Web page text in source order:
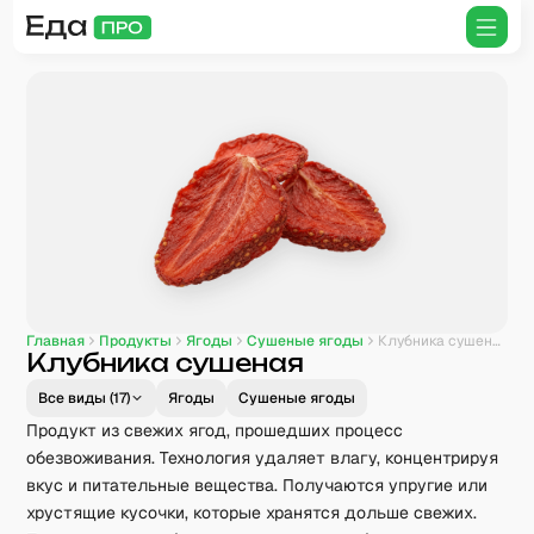
Главная Продукты Ягоды Сушеные ягоды Клубника сушеная
Клубника сушеная
Все виды (17) Ягоды Сушеные ягоды
Продукт из свежих ягод, прошедших процесс
обезвоживания. Технология удаляет влагу, концентрируя
вкус и питательные вещества. Получаются упругие или
хрустящие кусочки, которые хранятся дольше свежих.